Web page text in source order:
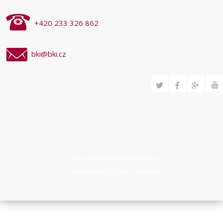
+420 233 326 862
bki@bki.cz